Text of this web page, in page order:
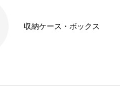
収納ケース・ボックス